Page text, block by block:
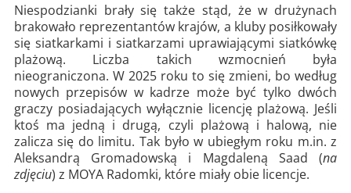
Niespodzianki brały się także stąd, że w drużynach
brakowało reprezentantów krajów, a kluby posiłkowały
się siatkarkami i siatkarzami uprawiającymi siatkówkę
plażową. Liczba takich wzmocnień była
nieograniczona. W 2025 roku to się zmieni, bo według
nowych przepisów w kadrze może być tylko dwóch
graczy posiadających wyłącznie licencję plażową. Jeśli
ktoś ma jedną i drugą, czyli plażową i halową, nie
zalicza się do limitu. Tak było w ubiegłym roku m.in. z
Aleksandrą Gromadowską i Magdaleną Saad (na
zdjęciu) z MOYA Radomki, które miały obie licencje.